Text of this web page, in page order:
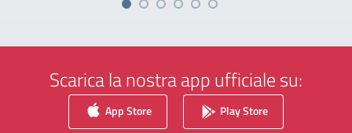
Scarica la nostra app ufficiale su:
App Store Play Store